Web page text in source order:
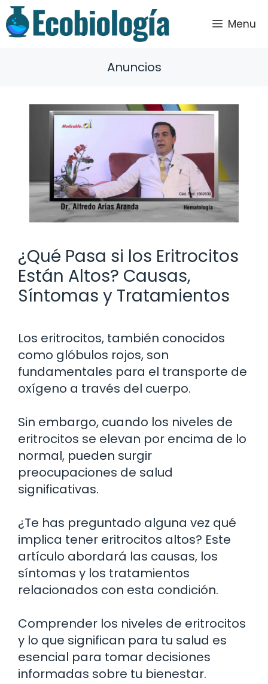
Saltar
al
contenido
Menu
Anuncios
¿Qué Pasa si los Eritrocitos
Están Altos? Causas,
Síntomas y Tratamientos
Los eritrocitos, también conocidos
como glóbulos rojos, son
fundamentales para el transporte de
oxígeno a través del cuerpo.
Sin embargo, cuando los niveles de
eritrocitos se elevan por encima de lo
normal, pueden surgir
preocupaciones de salud
significativas.
¿Te has preguntado alguna vez qué
implica tener eritrocitos altos? Este
artículo abordará las causas, los
síntomas y los tratamientos
relacionados con esta condición.
Comprender los niveles de eritrocitos
y lo que significan para tu salud es
esencial para tomar decisiones
informadas sobre tu bienestar.